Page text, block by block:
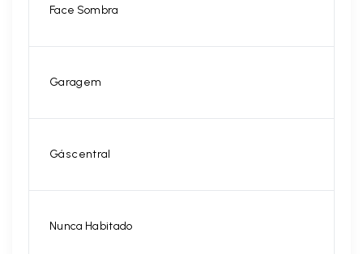
Face Sombra
Garagem
Gás central
Nunca Habitado